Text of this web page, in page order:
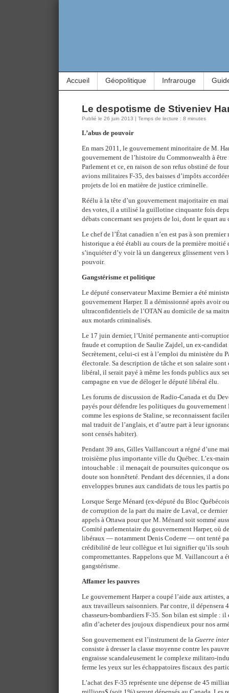
Accueil Géopolitique Infrarouge
Le despotisme de Stiveniev
Publié le 26 juin 2013 | Temps de lecture : 8 minutes
L’abus de pouvoir
En mars 2011, le gouvernement minoritaire de M.
gouvernement de l’histoire du Commonwealth à être
Parlement et ce, en raison de son refus obstiné de
avions militaires F-35, des baisses d’impôts
projets de loi en matière de justice criminelle.
Réélu à la tête d’un gouvernement majoritaire en
des votes, il a utilisé la guillotine cinquante fois
débats concernant ses projets de loi, dont le quart au
Le chef de l’État canadien n’en est pas à son
historique a été établi au cours de la première moitié
s’inquiéter d’y voir là un dangereux glissement vers
pouvoir.
Gangstérisme et politique
Le député conservateur Maxime Bernier a été
gouvernement Harper. Il a démissionné après avoir
ultraconfidentiels de l’OTAN au domicile de sa
aux motards criminalisés.
Le 17 juin dernier, l’Unité permanente anti-
fraude et corruption de Saulie Zajdel, un ex-
Secrètement, celui-ci est à l’emploi du ministère du
électorale. Sa description de tâche et son salaire
libéral, il serait payé à même les fonds publics aux
campagne en vue de déloger le député libéral élu.
Les forums de discussion de Radio-Canada et du
payés pour défendre les politiques du gouvernement
comme les espions de Staline, se reconnaissent
mal traduit de l’anglais, et d’autre part à leur
sont censés habiter).
Pendant 39 ans, Gilles Vaillancourt a régné d’une
troisième plus importante ville du Québec. L’ex-
intouchable : il menaçait de poursuites quiconque
doute son honnêteté. Pendant des décennies, il a
enveloppes brunes aux candidats de tous les partis
Lorsque Serge Ménard (ex-député du Bloc
de corruption de la part du maire de Laval, ce dernier
appels à Ottawa pour que M. Ménard soit sommé
Comité parlementaire du gouvernement Harper, où
libéraux — notamment Denis Coderre — ont tenté
crédibilité de leur collègue et lui signifier qu’ils
compromettantes. Rappelons que M. Vaillancourt a
gangstérisme.
Affamer les pauvres
Le gouvernement Harper a coupé l’aide aux
aux travailleurs saisonniers. Par contre, il dépensera
chasseurs-bombardiers F-35. Son bilan est simple : il
afin d’acheter des joujoux dispendieux pour nos
Son gouvernement est l’instrument de la Guerre
consiste à dresser la classe moyenne contre les
engraisse scandaleusement le complexe militaro-
ferme les yeux sur les échappatoires fiscaux des
L’achat des F-35 représente une dépense de 45